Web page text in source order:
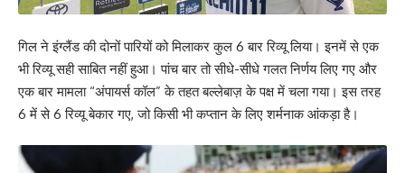
गिल ने इंग्लैंड की दोनों पारियों को मिलाकर कुल 6 बार रिव्यू लिया। इनमें से एक
भी रिव्यू सही साबित नहीं हुआ। पांच बार तो सीधे-सीधे गलत निर्णय लिए गए और
एक बार मामला “अंपायर्स कॉल” के तहत बल्लेबाज़ के पक्ष में चला गया। इस तरह
6 में से 6 रिव्यू बेकार गए, जो किसी भी कप्तान के लिए शर्मनाक आंकड़ा है।